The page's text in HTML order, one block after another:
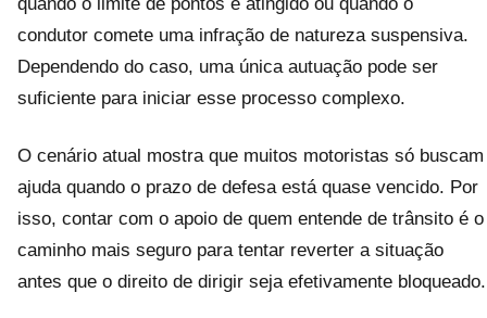
condutor comete uma infração de natureza suspensiva.
Dependendo do caso, uma única autuação pode ser
suficiente para iniciar esse processo complexo.
O cenário atual mostra que muitos motoristas só buscam
ajuda quando o prazo de defesa está quase vencido. Por
isso, contar com o apoio de quem entende de trânsito é o
caminho mais seguro para tentar reverter a situação
antes que o direito de dirigir seja efetivamente bloqueado.